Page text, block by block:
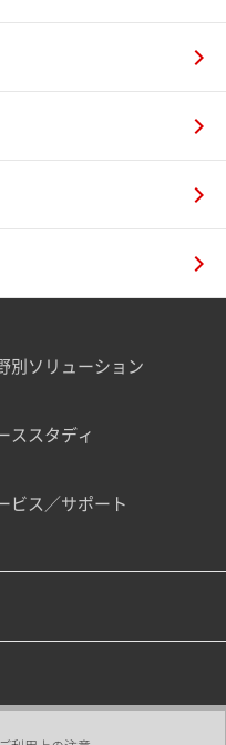
別ソリューション
ススタディ
ビス／サポート